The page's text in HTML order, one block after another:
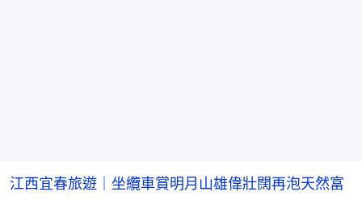
江西宜春旅遊｜坐纜車賞明月山雄偉壯闊再泡天然富